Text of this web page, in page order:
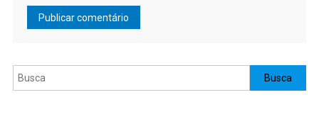
Pesquisar Busca